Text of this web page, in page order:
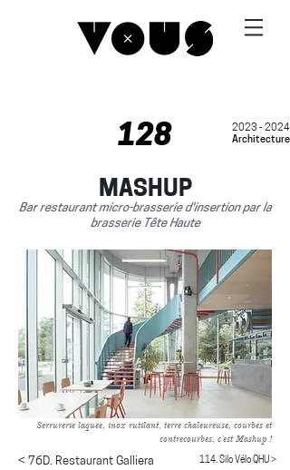
128
2023 - 2024
Architecture
MASHUP
Bar restaurant micro-brasserie d'insertion par la
brasserie Tête Haute
Serrurerie laquée, inox rutilant, terre chaleureuse, courbes et
contrecourbes, c'est Mashup !
< 76D. Restaurant Galliera 114. Silo Vélo QHU >